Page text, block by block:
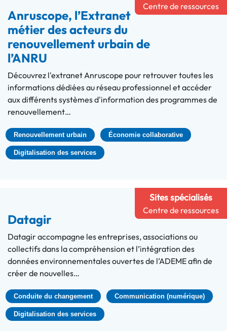
Centre de ressources
Anruscope, l’Extranet
métier des acteurs du
renouvellement urbain de
l’ANRU
Découvrez l'extranet Anruscope pour retrouver toutes les
informations dédiées au réseau professionnel et accéder
aux différents systèmes d'information des programmes de
renouvellement…
Renouvellement urbain Économie collaborative
Digitalisation des services
Sites spécialisés
Centre de ressources
Datagir
Datagir accompagne les entreprises, associations ou
collectifs dans la compréhension et l’intégration des
données environnementales ouvertes de l’ADEME afin de
créer de nouvelles…
Conduite du changement Communication (numérique)
Digitalisation des services